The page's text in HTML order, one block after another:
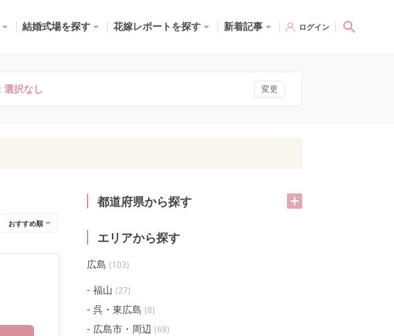
結婚式場を探す 花嫁レポートを探す 新着記事 ログイン
選択なし 変更
都道府県から探す
エリアから探す
広島 (103)
福山 (27)
呉・東広島 (8)
広島市・周辺 (68)
おすすめ順